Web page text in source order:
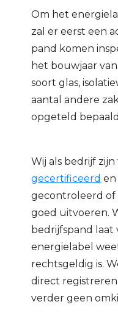
Om het
zal er eerst een
pand komen
het bouwjaar
soort glas,
aantal andere
opgeteld
Wij als bedrijf
gecertificeerd en
gecontroleerd of
goed uitvoeren.
bedrijfspand laat
energielabel
rechtsgeldig is.
direct
verder geen